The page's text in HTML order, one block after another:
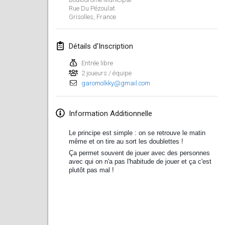
Rue Du Pézoulat
Grisolles France
Détails d'Inscription
Entrée libre
2 joueurs / équipe
garomolkky@gmail.com
Information Additionnelle
Le principe est simple : on se retrouve le matin
même et on tire au sort les doublettes !
Ça permet souvent de jouer avec des personnes
avec qui on n'a pas l'habitude de jouer et ça c'est
plutôt pas mal !
février 2019
Kotka Mölkky Open Indoor
2 févr. 2019
Lumi Mölkky
9 févr. 2019|Finlande
9 févr. 2019|France
OTH
16 févr. 2019